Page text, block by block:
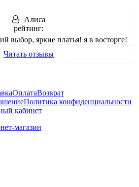
Алиса
рейтинг:
выбор, яркие платья! я в восторге!
Читать отзывы
ОплатаВозврат
Политика конфиденциальности
кабинет
магазин